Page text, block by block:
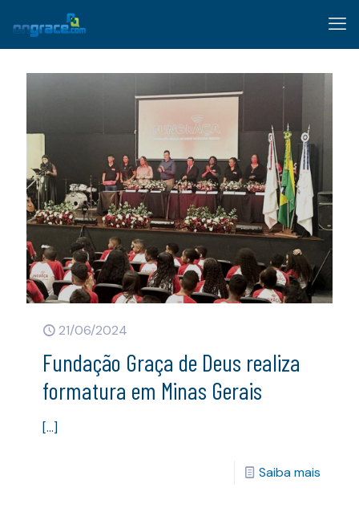
21/06/2024
Fundação Graça de Deus realiza
formatura em Minas Gerais
[…]
Saiba mais